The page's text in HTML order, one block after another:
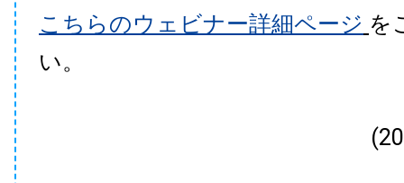
こちらのウェビナー詳細ページ を
い。